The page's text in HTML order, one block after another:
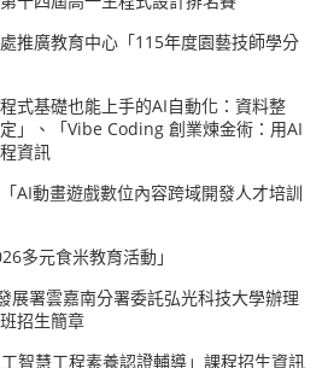
推廣教育中心「115年度園藝技師學分
式基礎也能上手的AI自動化：資料整
」、「Vibe Coding 創業煉金術：用AI
資訊
AI動畫遊戲數位內容跨域開發人才培訓
多元食米教育活動」
展署雲嘉南分署委託弘光科技大學辦理
招生簡章
智慧工程素養認證輔導」課程招生資訊